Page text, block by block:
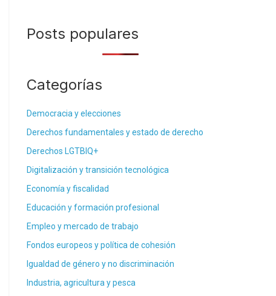
Posts populares
Categorías
Democracia y elecciones
Derechos fundamentales y estado de derecho
Derechos LGTBIQ+
Digitalización y transición tecnológica
Economía y fiscalidad
Educación y formación profesional
Empleo y mercado de trabajo
Fondos europeos y política de cohesión
Igualdad de género y no discriminación
Industria, agricultura y pesca